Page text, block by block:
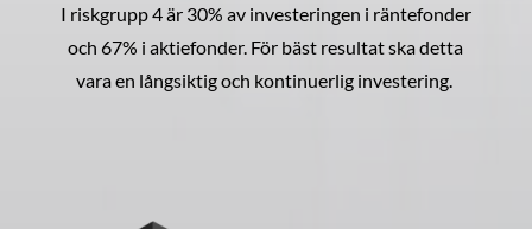
I riskgrupp 4 är 30% av investeringen i räntefonder
och 67% i aktiefonder. För bäst resultat ska detta
vara en långsiktig och kontinuerlig investering.